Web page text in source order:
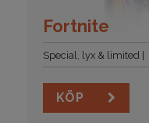
Fortnite
Special, lyx & limited
KÖP